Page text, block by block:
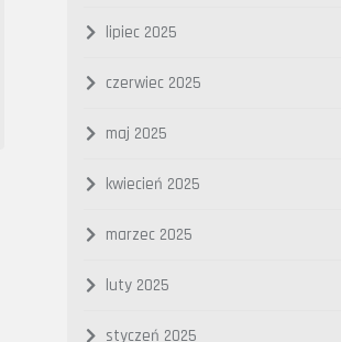
lipiec 2025
czerwiec 2025
maj 2025
kwiecień 2025
marzec 2025
luty 2025
styczeń 2025